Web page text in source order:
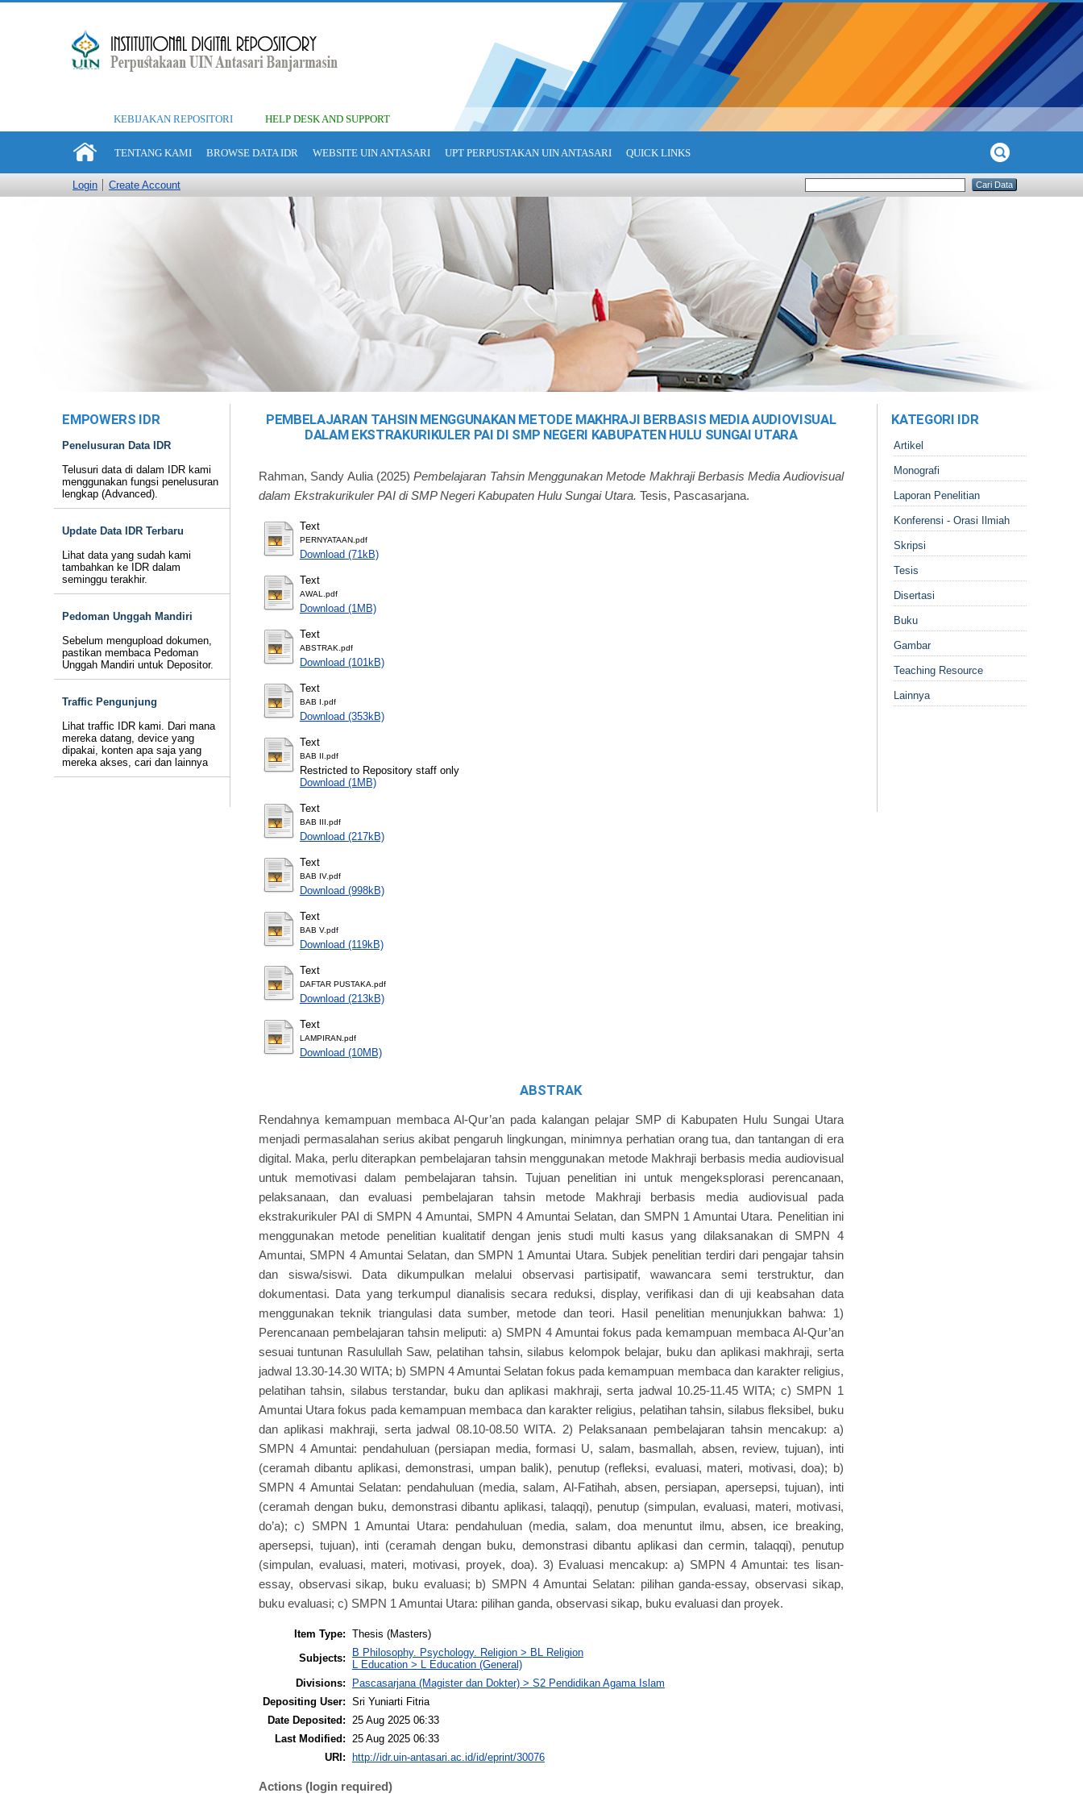
KEBIJAKAN REPOSITORI HELP DESK AND SUPPORT
TENTANG KAMI BROWSE DATA IDR WEBSITE UIN ANTASARI UPT PERPUSTAKAN UIN ANTASARI QUICK LINKS
Login Create Account
EMPOWERS IDR
Penelusuran Data IDR
Telusuri data di dalam IDR kami
menggunakan fungsi penelusuran
lengkap (Advanced).
Update Data IDR Terbaru
Lihat data yang sudah kami
tambahkan ke IDR dalam
seminggu terakhir.
Pedoman Unggah Mandiri
Sebelum mengupload dokumen,
pastikan membaca Pedoman
Unggah Mandiri untuk Depositor.
Traffic Pengunjung
Lihat traffic IDR kami. Dari mana
mereka datang, device yang
dipakai, konten apa saja yang
mereka akses, cari dan lainnya
PEMBELAJARAN TAHSIN MENGGUNAKAN METODE MAKHRAJI BERBASIS MEDIA AUDIOVISUAL
DALAM EKSTRAKURIKULER PAI DI SMP NEGERI KABUPATEN HULU SUNGAI UTARA
Rahman, Sandy Aulia(2025)Pembelajaran Tahsin Menggunakan Metode Makhraji Berbasis Media Audiovisual
dalam Ekstrakurikuler PAI di SMP Negeri Kabupaten Hulu Sungai Utara. Tesis, Pascasarjana.
Text
PERNYATAAN.pdf
Download (71kB)
Text
AWAL.pdf
Download (1MB)
Text
ABSTRAK.pdf
Download (101kB)
Text
BAB I.pdf
Download (353kB)
Text
BAB II.pdf
Restricted to Repository staff only
Download (1MB)
Text
BAB III.pdf
Download (217kB)
Text
BAB IV.pdf
Download (998kB)
Text
BAB V.pdf
Download (119kB)
Text
DAFTAR PUSTAKA.pdf
Download (213kB)
Text
LAMPIRAN.pdf
Download (10MB)
ABSTRAK
Rendahnya kemampuan membaca Al-Qur’an pada kalangan pelajar SMP di Kabupaten Hulu Sungai Utara
menjadi permasalahan serius akibat pengaruh lingkungan, minimnya perhatian orang tua, dan tantangan di era
digital. Maka, perlu diterapkan pembelajaran tahsin menggunakan metode Makhraji berbasis media audiovisual
untuk memotivasi dalam pembelajaran tahsin. Tujuan penelitian ini untuk mengeksplorasi perencanaan,
pelaksanaan, dan evaluasi pembelajaran tahsin metode Makhraji berbasis media audiovisual pada
ekstrakurikuler PAI di SMPN 4 Amuntai, SMPN 4 Amuntai Selatan, dan SMPN 1 Amuntai Utara. Penelitian ini
menggunakan metode penelitian kualitatif dengan jenis studi multi kasus yang dilaksanakan di SMPN 4
Amuntai, SMPN 4 Amuntai Selatan, dan SMPN 1 Amuntai Utara. Subjek penelitian terdiri dari pengajar tahsin
dan siswa/siswi. Data dikumpulkan melalui observasi partisipatif, wawancara semi terstruktur, dan
dokumentasi. Data yang terkumpul dianalisis secara reduksi, display, verifikasi dan di uji keabsahan data
menggunakan teknik triangulasi data sumber, metode dan teori. Hasil penelitian menunjukkan bahwa: 1)
Perencanaan pembelajaran tahsin meliputi: a) SMPN 4 Amuntai fokus pada kemampuan membaca Al-Qur’an
sesuai tuntunan Rasulullah Saw, pelatihan tahsin, silabus kelompok belajar, buku dan aplikasi makhraji, serta
jadwal 13.30-14.30 WITA; b) SMPN 4 Amuntai Selatan fokus pada kemampuan membaca dan karakter religius,
pelatihan tahsin, silabus terstandar, buku dan aplikasi makhraji, serta jadwal 10.25-11.45 WITA; c) SMPN 1
Amuntai Utara fokus pada kemampuan membaca dan karakter religius, pelatihan tahsin, silabus fleksibel, buku
dan aplikasi makhraji, serta jadwal 08.10-08.50 WITA. 2) Pelaksanaan pembelajaran tahsin mencakup: a)
SMPN 4 Amuntai: pendahuluan (persiapan media, formasi U, salam, basmallah, absen, review, tujuan), inti
(ceramah dibantu aplikasi, demonstrasi, umpan balik), penutup (refleksi, evaluasi, materi, motivasi, doa); b)
SMPN 4 Amuntai Selatan: pendahuluan (media, salam, Al-Fatihah, absen, persiapan, apersepsi, tujuan), inti
(ceramah dengan buku, demonstrasi dibantu aplikasi, talaqqi), penutup (simpulan, evaluasi, materi, motivasi,
do’a); c) SMPN 1 Amuntai Utara: pendahuluan (media, salam, doa menuntut ilmu, absen, ice breaking,
apersepsi, tujuan), inti (ceramah dengan buku, demonstrasi dibantu aplikasi dan cermin, talaqqi), penutup
(simpulan, evaluasi, materi, motivasi, proyek, doa). 3) Evaluasi mencakup: a) SMPN 4 Amuntai: tes lisan-
essay, observasi sikap, buku evaluasi; b) SMPN 4 Amuntai Selatan: pilihan ganda-essay, observasi sikap,
buku evaluasi; c) SMPN 1 Amuntai Utara: pilihan ganda, observasi sikap, buku evaluasi dan proyek.
Item Type: Thesis (Masters)
Subjects:
B Philosophy. Psychology. Religion > BL Religion
L Education > L Education (General)
Divisions:
Pascasarjana (Magister dan Dokter) > S2 Pendidikan Agama Islam
Depositing User: Sri Yuniarti Fitria
Date Deposited:
25 Aug 2025 06:33
Last Modified:
25 Aug 2025 06:33
URI: http://idr.uin-antasari.ac.id/id/eprint/30076
Actions (login required)
KATEGORI IDR
Artikel
Monografi
Laporan Penelitian
Konferensi - Orasi Ilmiah
Skripsi
Tesis
Disertasi
Buku
Gambar
Teaching Resource
Lainnya